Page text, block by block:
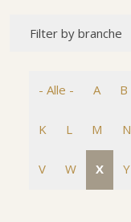
Filter by branche
- Alle - A B
K L M N
V W X Y